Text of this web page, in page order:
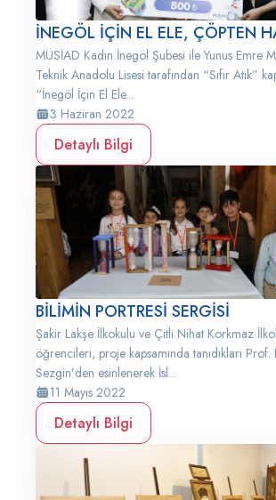
İNEGÖL İÇİN EL ELE, ÇÖPTEN
MÜSİAD Kadın İnegöl Şubesi ile Yunus Emre
Teknik Anadolu Lisesi tarafından “Sıfır Atık”
“İnegöl İçin El Ele...
3 Haziran 2022
Detaylı Bilgi
BİLİMİN PORTRESİ SERGİSİ
Şakir Lakşe İlkokulu ve Çitli Nihat Korkmaz
öğrencileri, proje kapsamında tanıdıkları Prof.
Sezgin’den esinlenerek İsl...
11 Mayıs 2022
Detaylı Bilgi